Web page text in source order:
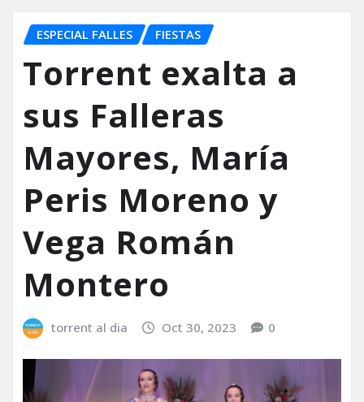
ESPECIAL FALLES FIESTAS
Torrent exalta a
sus Falleras
Mayores, María
Peris Moreno y
Vega Román
Montero
torrent al dia Oct 30, 2023 0